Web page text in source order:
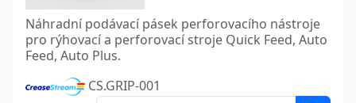
Náhradní podávací pásek perforovacího nástroje
pro rýhovací a perforovací stroje Quick Feed, Auto
Feed, Auto Plus.
CS.GRIP-001